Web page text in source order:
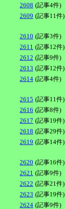
2608 (記事4件)
2609 (記事11件)
2610 (記事3件)
2611 (記事12件)
2612 (記事9件)
2613 (記事12件)
2614 (記事4件)
2615 (記事11件)
2616 (記事8件)
2617 (記事19件)
2618 (記事29件)
2619 (記事14件)
2620 (記事16件)
2621 (記事9件)
2622 (記事21件)
2623 (記事19件)
2624 (記事9件)